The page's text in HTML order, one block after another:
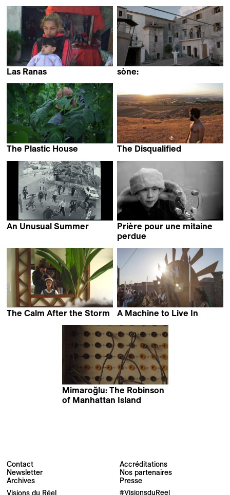
Ben Evans James
Las Ranas
sòne:
The Plastic House
The Disqualified
An Unusual Summer
Prière pour une mitaine
perdue
The Calm After the Storm
A Machine to Live In
Meredith Zielke
Mimaroğlu: The Robinson
of Manhattan Island
Contact
Newsletter
Archives
Accréditations
Nos partenaires
Presse
Visions du Réel
#VisionsduReel
Newsletter